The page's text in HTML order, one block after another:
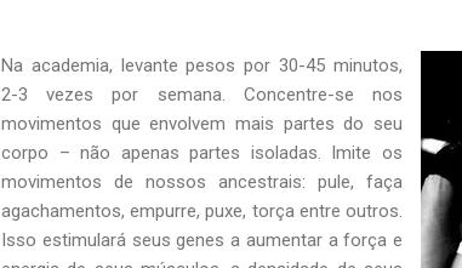
Na academia, levante pesos por 30-45 minutos,
2-3 vezes por semana. Concentre-se nos
movimentos que envolvem mais partes do seu
corpo – não apenas partes isoladas. Imite os
movimentos de nossos ancestrais: pule, faça
agachamentos, empurre, puxe, torça entre outros.
Isso estimulará seus genes a aumentar a força e